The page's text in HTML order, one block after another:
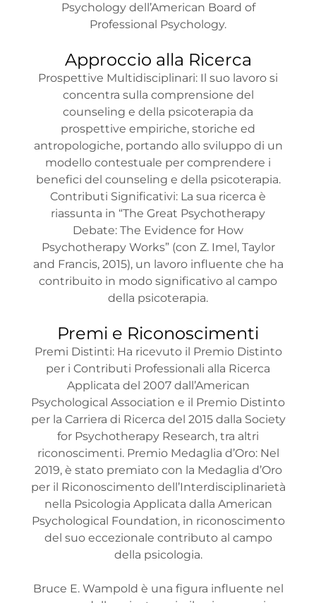
Psychology dell’American Board of
Professional Psychology.
Approccio alla Ricerca
Prospettive Multidisciplinari: Il suo lavoro si
concentra sulla comprensione del
counseling e della psicoterapia da
prospettive empiriche, storiche ed
antropologiche, portando allo sviluppo di un
modello contestuale per comprendere i
benefici del counseling e della psicoterapia.
Contributi Significativi: La sua ricerca è
riassunta in “The Great Psychotherapy
Debate: The Evidence for How
Psychotherapy Works” (con Z. Imel, Taylor
and Francis, 2015), un lavoro influente che ha
contribuito in modo significativo al campo
della psicoterapia.
Premi e Riconoscimenti
Premi Distinti: Ha ricevuto il Premio Distinto
per i Contributi Professionali alla Ricerca
Applicata del 2007 dall’American
Psychological Association e il Premio Distinto
per la Carriera di Ricerca del 2015 dalla Society
for Psychotherapy Research, tra altri
riconoscimenti. Premio Medaglia d’Oro: Nel
2019, è stato premiato con la Medaglia d’Oro
per il Riconoscimento dell’Interdisciplinarietà
nella Psicologia Applicata dalla American
Psychological Foundation, in riconoscimento
del suo eccezionale contributo al campo
della psicologia.
Bruce E. Wampold è una figura influente nel